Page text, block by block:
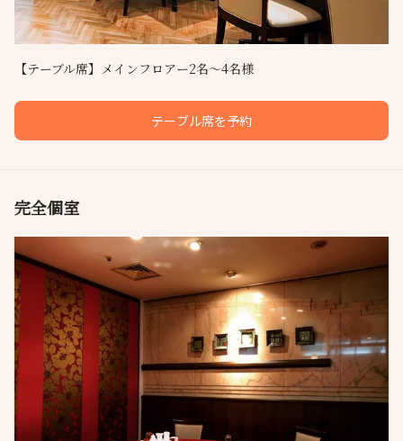
【テーブル席】メインフロアー2名～4名様
テーブル席を予約
完全個室